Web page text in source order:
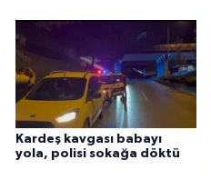
Kardeş kavgası babayı
yola, polisi sokağa döktü